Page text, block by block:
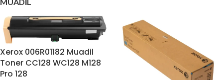
MUADİL
Xerox 006R01182 Muadil
Toner CC128 WC128 M128
Pro 128